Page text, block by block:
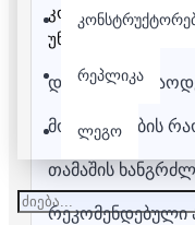
რეპლიკა
ლეგო
კოორდინაციისა
უნარები.
დეტალების
მოთამაშეების
თამაშის
რეკომენდებული